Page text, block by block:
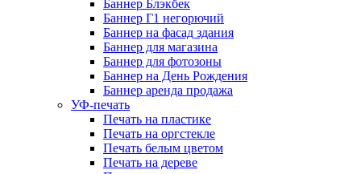
Баннер Блэкбек
Баннер Г1 негорючий
Баннер на фасад здания
Баннер для магазина
Баннер для фотозоны
Баннер на День Рождения
Баннер аренда продажа
УФ-печать
Печать на пластике
Печать на оргстекле
Печать белым цветом
Печать на дереве